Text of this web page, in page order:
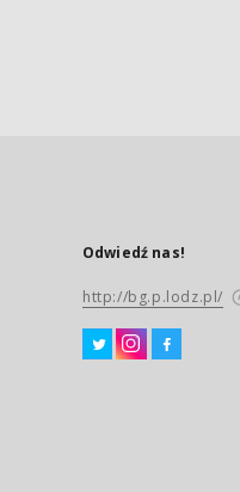
Odwiedź nas!
http://bg.p.lodz.pl/